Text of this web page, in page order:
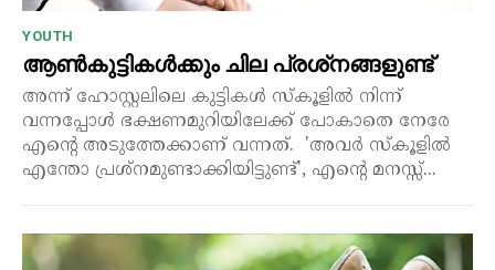
YOUTH
ആൺകുട്ടികൾക്കും ചില പ്രശ്‌നങ്ങളുണ്ട്
അന്ന് ഹോസ്റ്റലിലെ കുട്ടികൾ സ്‌കൂളിൽ നിന്ന്
വന്നപ്പോൾ ഭക്ഷണമുറിയിലേക്ക് പോകാതെ നേരേ
എന്റെ അടുത്തേക്കാണ് വന്നത്. 'അവർ സ്‌കൂളിൽ
എന്തോ പ്രശ്‌നമുണ്ടാക്കിയിട്ടുണ്ട്', എന്റെ മനസ്സ്...